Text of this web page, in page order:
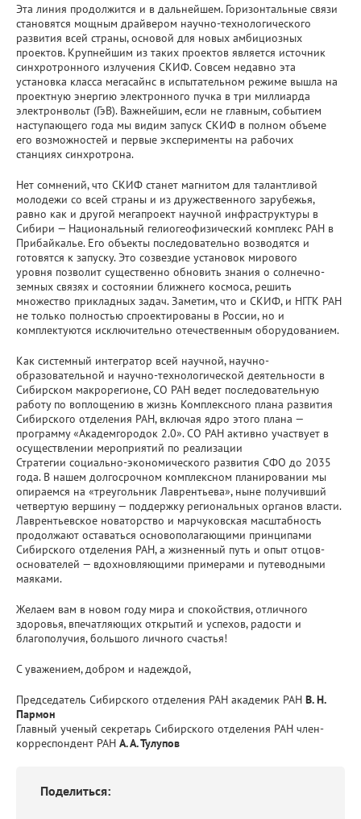
Эта линия продолжится и в дальнейшем. Горизонтальные связи
становятся мощным драйвером научно-технологического
развития всей страны, основой для новых амбициозных
проектов. Крупнейшим из таких проектов является источник
синхротронного излучения СКИФ. Совсем недавно эта
установка класса мегасайнс в испытательном режиме вышла на
проектную энергию электронного пучка в три миллиарда
электронвольт (ГэВ). Важнейшим, если не главным, событием
наступающего года мы видим запуск СКИФ в полном объеме
его возможностей и первые эксперименты на рабочих
станциях синхротрона.
Нет сомнений, что СКИФ станет магнитом для талантливой
молодежи со всей страны и из дружественного зарубежья,
равно как и другой мегапроект научной инфраструктуры в
Сибири — Национальный гелиогеофизический комплекс РАН в
Прибайкалье. Его объекты последовательно возводятся и
готовятся к запуску. Это созвездие установок мирового
уровня позволит существенно обновить знания о солнечно-
земных связях и состоянии ближнего космоса, решить
множество прикладных задач. Заметим, что и СКИФ, и НГГК РАН
не только полностью спроектированы в России, но и
комплектуются исключительно отечественным оборудованием.
Как системный интегратор всей научной, научно-
образовательной и научно-технологической деятельности в
Сибирском макрорегионе, СО РАН ведет последовательную
работу по воплощению в жизнь Комплексного плана развития
Сибирского отделения РАН, включая ядро этого плана —
программу «Академгородок 2.0». СО РАН активно участвует в
осуществлении мероприятий по реализации
Стратегии социально-экономического развития СФО до 2035
года. В нашем долгосрочном комплексном планировании мы
опираемся на «треугольник Лаврентьева», ныне получивший
четвертую вершину — поддержку региональных органов власти.
Лаврентьевское новаторство и марчуковская масштабность
продолжают оставаться основополагающими принципами
Сибирского отделения РАН, а жизненный путь и опыт отцов-
основателей — вдохновляющими примерами и путеводными
маяками.
Желаем вам в новом году мира и спокойствия, отличного
здоровья, впечатляющих открытий и успехов, радости и
благополучия, большого личного счастья!
С уважением, добром и надеждой,
Председатель Сибирского отделения РАН академик РАН В. Н.
Пармон
Главный ученый секретарь Сибирского отделения РАН член-
корреспондент РАН А. А. Тулупов
Поделиться: